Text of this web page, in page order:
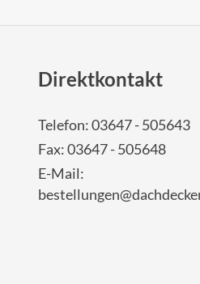
Direktkontakt
Telefon: 03647 - 505643
Fax: 03647 - 505648
E-Mail: